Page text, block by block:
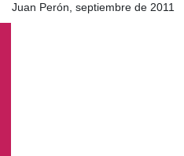
Juan Perón, septiembre de 2011